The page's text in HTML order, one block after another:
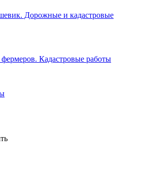
Дорожные и кадастровые
Кадастровые работы